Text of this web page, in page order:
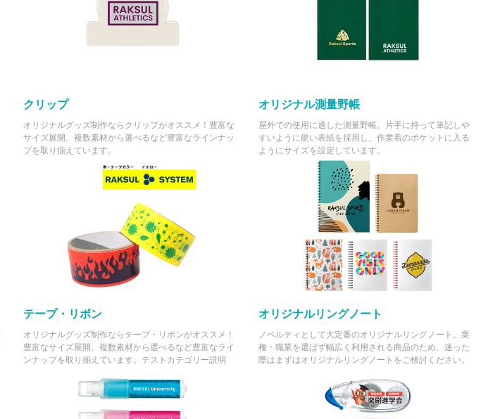
クリップ
オリジナルグッズ制作ならクリップがオススメ！豊富な
サイズ展開、複数素材から選べるなど豊富なラインナッ
プを取り揃えています。
オリジナル測量野帳
屋外での使用に適した測量野帳。片手に持って筆記しや
すいように硬い表紙を採用し、作業着のポケットに入る
ようにサイズを設定しています。
テープ・リボン
オリジナルグッズ制作ならテープ・リボンがオススメ！
豊富なサイズ展開、複数素材から選べるなど豊富なライ
ンナップを取り揃えています。テストカテゴリー説明
オリジナルリングノート
ノベルティとして大定番のオリジナルリングノート。業
種・職業を選ばず幅広く利用される商品のため、迷った
際はまずはオリジナルリングノートをご検討ください。